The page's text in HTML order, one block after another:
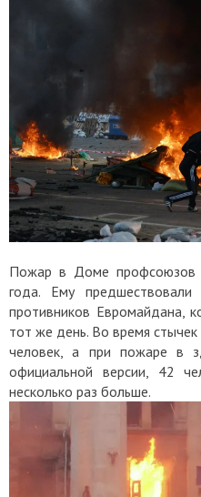
Пожар в Доме профсоюзов
года. Ему предшествовали
противников Евромайдана,
тот же день. Во время
человек, а при пожаре в
официальной версии, 42
несколько раз больше.